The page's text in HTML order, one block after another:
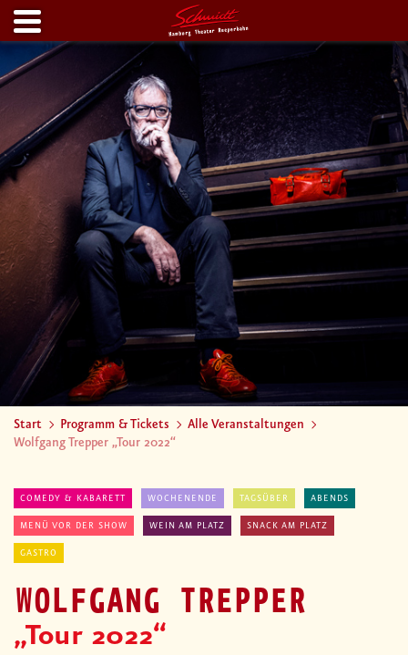
Start Programm & Tickets
Alle Veranstaltungen
Wolfgang Trepper „Tour 2022“
COMEDY & KABARETT WOCHENENDE TAGSÜBER ABENDS
MENÜ VOR DER SHOW WEIN AM PLATZ SNACK AM PLATZ
GASTRO
WOLFGANG TREPPER
„Tour 2022“